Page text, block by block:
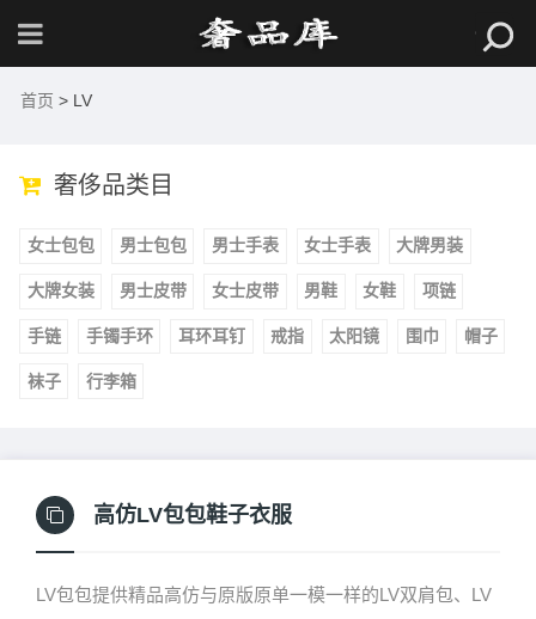
首页 > LV
奢侈品类目
女士包包 男士包包 男士手表 女士手表 大牌男装
大牌女装 男士皮带 女士皮带 男鞋 女鞋 项链
手链 手镯手环 耳环耳钉 戒指 太阳镜 围巾 帽子
袜子 行李箱
高仿LV包包鞋子衣服
LV包包提供精品高仿与原版原单一模一样的LV双肩包、LV